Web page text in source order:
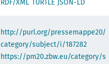
RDF/XML TURTLE JSON-LD
http://purl.org/pressemappe20/
category/subject/i/187282
https://pm20.zbw.eu/category/s